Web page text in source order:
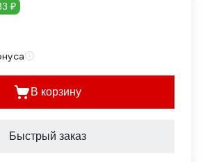
₽
В корзину
Быстрый заказ